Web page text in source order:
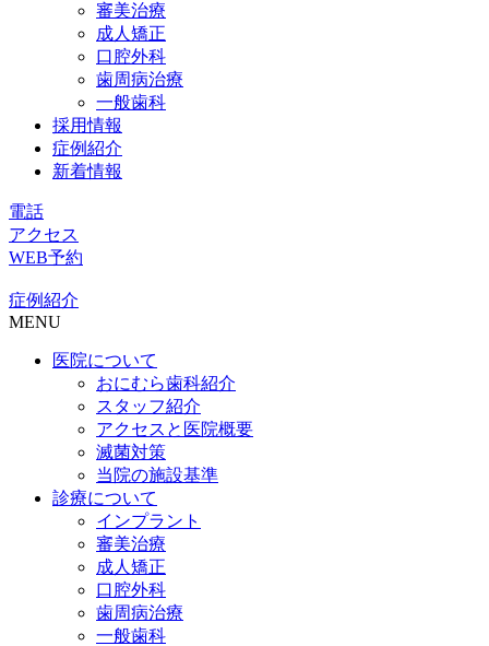
審美治療
成人矯正
口腔外科
歯周病治療
一般歯科
採用情報
症例紹介
新着情報
電話
アクセス
WEB予約
症例紹介
MENU
医院について
おにむら歯科紹介
スタッフ紹介
アクセスと医院概要
滅菌対策
当院の施設基準
診療について
インプラント
審美治療
成人矯正
口腔外科
歯周病治療
一般歯科